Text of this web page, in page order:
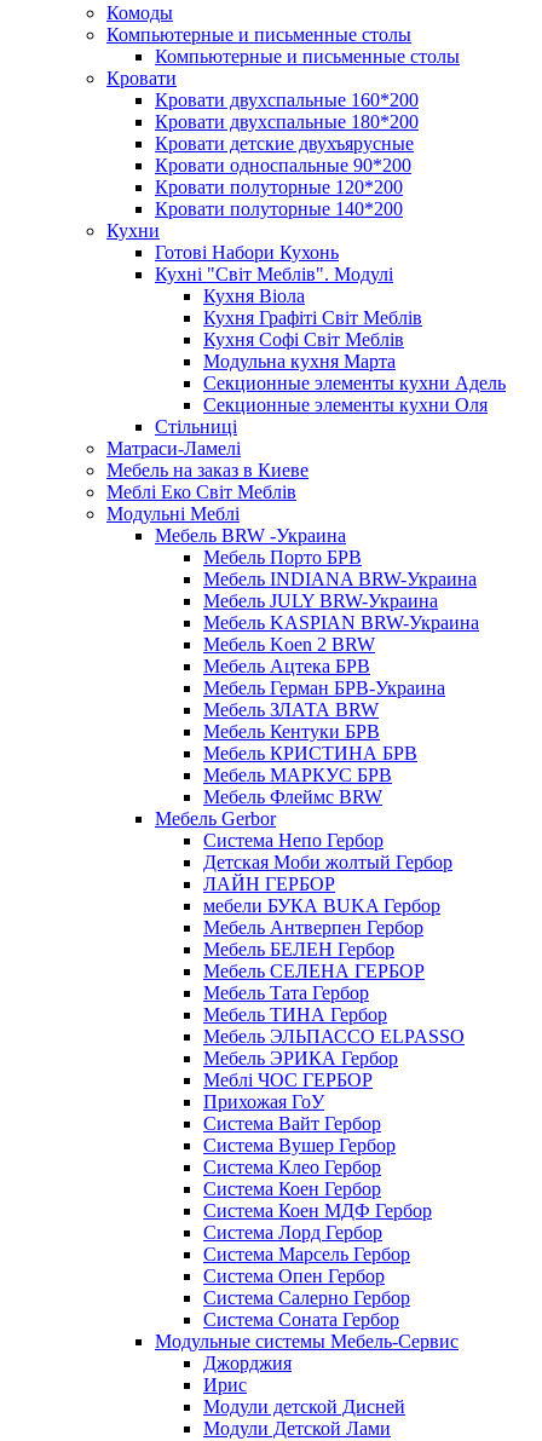
Комоды
Компьютерные и письменные столы
Компьютерные и письменные столы
Кровати
Кровати двухспальные 160*200
Кровати двухспальные 180*200
Кровати детские двухъярусные
Кровати односпальные 90*200
Кровати полуторные 120*200
Кровати полуторные 140*200
Кухни
Готові Набори Кухонь
Кухні "Світ Меблів". Модулі
Кухня Віола
Кухня Графіті Світ Меблів
Кухня Софі Світ Меблів
Модульна кухня Марта
Секционные элементы кухни Адель
Секционные элементы кухни Оля
Стільниці
Матраси-Ламелі
Мебель на заказ в Киеве
Меблі Еко Світ Меблів
Модульні Меблі
Мебель BRW -Украина
Мебель Порто БРВ
Мебель INDIANA BRW-Украина
Мебель JULY BRW-Украина
Мебель KASPIAN BRW-Украина
Мебель Koen 2 BRW
Мебель Ацтека БРВ
Мебель Герман БРВ-Украина
Мебель ЗЛАТА BRW
Мебель Кентуки БРВ
Мебель КРИСТИНА БРВ
Мебель МАРКУС БРВ
Мебель Флеймс BRW
Мебель Gerbor
Cистема Непо Гербор
Детская Моби жолтый Гербор
ЛАЙН ГЕРБОР
мебели БУКА BUKA Гербор
Мебель Антверпен Гербор
Мебель БЕЛЕН Гербор
Мебель СЕЛЕНА ГЕРБОР
Мебель Тата Гербор
Мебель ТИНА Гербор
Мебель ЭЛЬПАССО ELPASSO
Мебель ЭРИКА Гербор
Меблі ЧОС ГЕРБОР
Прихожая ГоУ
Система Вайт Гербор
Система Вушер Гербор
Система Клео Гербор
Система Коен Гербор
Система Коен МДФ Гербор
Система Лорд Гербор
Система Марсель Гербор
Система Опен Гербор
Система Салерно Гербор
Система Соната Гербор
Модульные системы Мебель-Сервис
Джорджия
Ирис
Модули детской Дисней
Модули Детской Лами